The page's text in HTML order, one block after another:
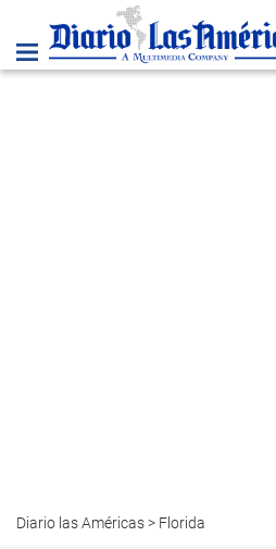
Diario las Américas> Florida